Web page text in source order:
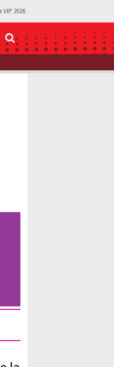
VIP 2026
vivirá para siempre"